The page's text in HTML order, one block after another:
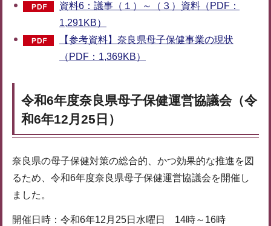
資料6：議事（１）～（３）資料（PDF：
1,291KB）
【参考資料】奈良県母子保健事業の現状
（PDF：1,369KB）
令和6年度奈良県母子保健運営協議会（令
和6年12月25日）
奈良県の母子保健対策の総合的、かつ効果的な推進を図
るため、令和6年度奈良県母子保健運営協議会を開催し
ました。
開催日時：令和6年12月25日水曜日 14時～16時